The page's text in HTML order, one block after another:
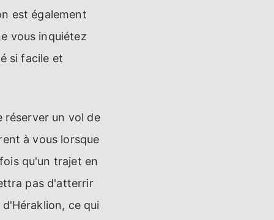
est également
vous inquiétez
si facile et
réserver un vol de
à vous lorsque
qu'un trajet en
pas d'atterrir
ce qui